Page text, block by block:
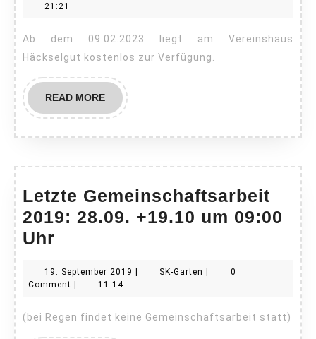
21:21
Ab dem 09.02.2023 liegt am Vereinshaus
Häckselgut kostenlos zur Verfügung.
READ MOREREAD
MORE
Letzte Gemeinschaftsarbeit
2019: 28.09. +19.10 um 09:00
Uhr
2019:
+19.10
19. September 2019 19.
SK-Garten SK-
0
Comment
11:14
(bei Regen findet keine Gemeinschaftsarbeit statt)